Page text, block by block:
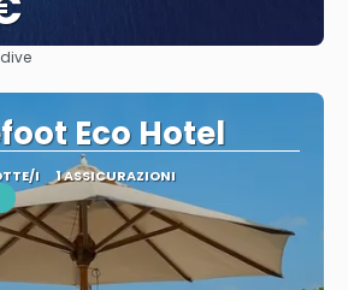
Eco Hotel
I 1 ASSICURAZIONI